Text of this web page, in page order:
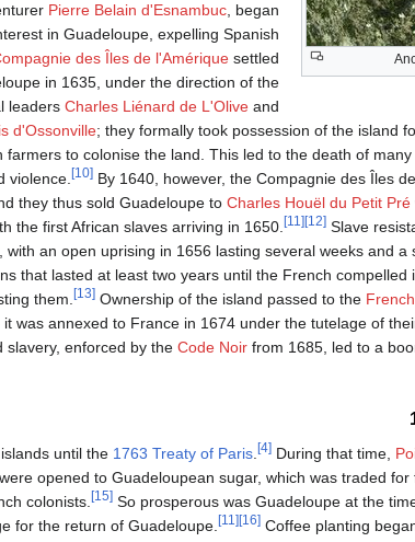
Pierre Belain d'Esnambuc , began
in Guadeloupe, expelling Spanish
des Îles de l'Amérique settled
in 1635, under the direction of the
leadersCharles Liénard de L'Olive and
d'Ossonville; they formally took possession of the island
farmers to colonise the land. This led to the death of
violence.
[10] By 1640, however, the Compagnie des Îles
they thus sold Guadeloupe to Charles Houël du Petit Pré
the first African slaves arriving in 1650.
[11] [12] Slave
with an open uprising in 1656 lasting several weeks and a
that lasted at least two years until the French compelled
them.
[13] Ownership of the island passed to the
it was annexed to France in 1674 under the tutelage of
slavery, enforced by the Code Noir from 1685, led to a
until the 1763 Treaty of Paris [4] During that time,
were opened to Guadeloupean sugar, which was traded for
colonists.
[15] So prosperous was Guadeloupe at the
for the return of Guadeloupe. [11] [16] Coffee planting